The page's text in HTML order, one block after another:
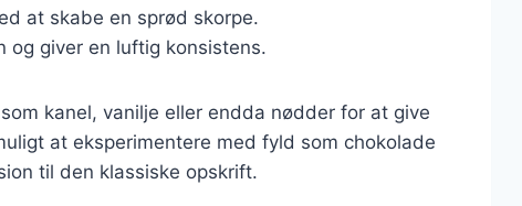
at skabe en sprød skorpe.
og giver en luftig konsistens.
kanel, vanilje eller endda nødder for at give
at eksperimentere med fyld som chokolade
til den klassiske opskrift.